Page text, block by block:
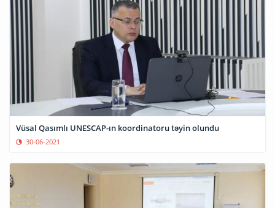
Vüsal Qasımlı UNESCAP-ın koordinatoru təyin olundu
30-06-2021